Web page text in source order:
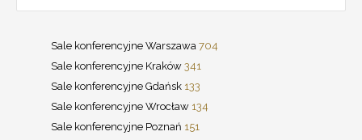
Sale konferencyjne Warszawa 704
Sale konferencyjne Kraków 341
Sale konferencyjne Gdańsk 133
Sale konferencyjne Wrocław 134
Sale konferencyjne Poznań 151